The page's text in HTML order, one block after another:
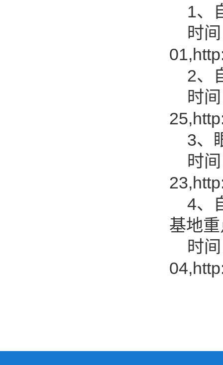
1、
时间
2、
时间
3、
时间
4、
基地
时间